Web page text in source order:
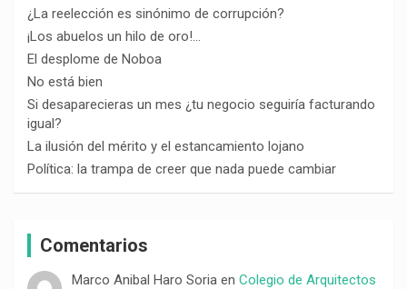
¿La reelección es sinónimo de corrupción?
¡Los abuelos un hilo de oro!…
El desplome de Noboa
No está bien
Si desaparecieras un mes ¿tu negocio seguiría facturando
igual?
La ilusión del mérito y el estancamiento lojano
Política: la trampa de creer que nada puede cambiar
Comentarios
Marco Anibal Haro Soriaen Colegio de Arquitectos